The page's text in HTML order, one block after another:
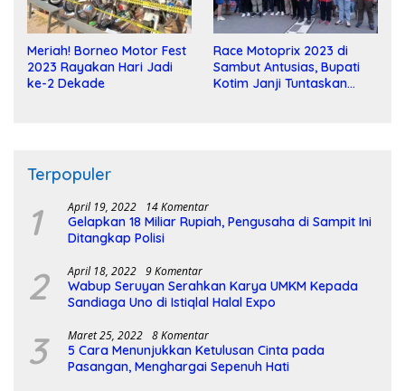
Meriah! Borneo Motor Fest
2023 Rayakan Hari Jadi
ke-2 Dekade
Race Motoprix 2023 di
Sambut Antusias, Bupati
Kotim Janji Tuntaskan
Terpopuler
1 April 19, 2022 14 Komentar
Gelapkan 18 Miliar Rupiah, Pengusaha di Sampit Ini
Ditangkap Polisi
2 April 18, 2022 9 Komentar
Wabup Seruyan Serahkan Karya UMKM Kepada
Sandiaga Uno di Istiqlal Halal Expo
3 Maret 25, 2022 8 Komentar
5 Cara Menunjukkan Ketulusan Cinta pada
Pasangan, Menghargai Sepenuh Hati